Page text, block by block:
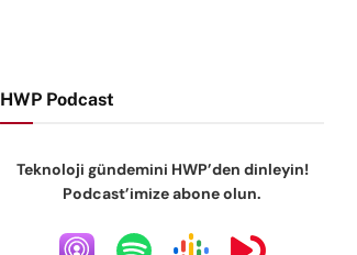
HWP Podcast
Teknoloji gündemini HWP’den dinleyin!
Podcast’imize abone olun.